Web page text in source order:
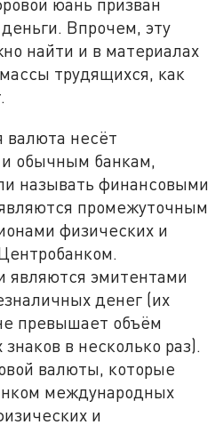
юань призван
Впрочем, эту
найти и в материалах
трудящихся, как
валюта несёт
и обычным банкам,
называть финансовыми
промежуточным
физических и
являются эмитентами
денег (их
превышает объём
в несколько раз).
валюты, которые
международных
и